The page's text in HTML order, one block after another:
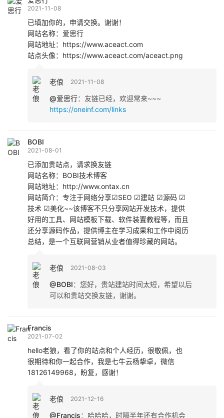
2021-11-08
已填加你的，申请交换。谢谢！
网站名称：爱思行
网站地址：https://www.aceact.com
站点头像：https://www.aceact.com/aceact.png
老俍 2021-11-08
@爱思行： 友链已经，欢迎常来~~~
https://oneinf.com/links
BOBI
2021-08-01
已添加贵站点，请求换友链
网站名称：BOBI技术博客
网站地址：http://www.ontax.cn
网站简介：专注于网络分享☑SEO ☑建站 ☑源码 ☑
技术 ☑美化~~该博客不只分享网站开发技术，提供
好用的工具、网站模板下载、软件装置教程等，而且
还分享源码作品，提供博主在学习成果和工作中阅历
总结，是一个互联网营销从业者值得珍藏的网站。
老俍 2021-08-03
@BOBI： 您好，贵站建站时间太短，希望以后
可以和贵站交换友链，谢谢。
Francis
2021-07-02
hello老狼，看了你的站点和个人经历，很敬佩，也
很期待和你一起合作，我是七牛云杨挚卓，微信
18126149968，盼复，感谢！
老俍 2021-12-16
@Francis： 哈哈哈，时隔半年还有合作机会